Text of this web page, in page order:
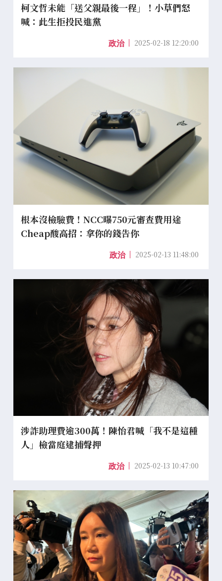
柯文哲未能「送父親最後一程」！小草們怒
喊：此生拒投民進黨
政治 2025-02-18 12:20:00
根本沒檢驗費！NCC曝750元審查費用途
Cheap酸高招：拿你的錢告你
政治 2025-02-13 11:48:00
涉詐助理費逾300萬！陳怡君喊「我不是這種
人」檢當庭逮捕聲押
政治 2025-02-13 10:47:00